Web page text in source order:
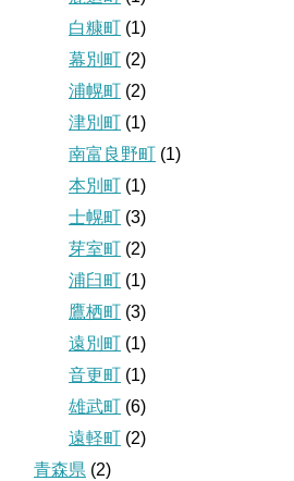
白糠町 (1)
幕別町 (2)
浦幌町 (2)
津別町 (1)
南富良野町 (1)
本別町 (1)
士幌町 (3)
芽室町 (2)
浦臼町 (1)
鷹栖町 (3)
遠別町 (1)
音更町 (1)
雄武町 (6)
遠軽町 (2)
青森県 (2)